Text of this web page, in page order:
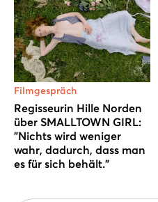
Filmgespräch
Regisseurin Hille Norden
über SMALLTOWN GIRL:
"Nichts wird weniger
wahr, dadurch, dass man
es für sich behält."